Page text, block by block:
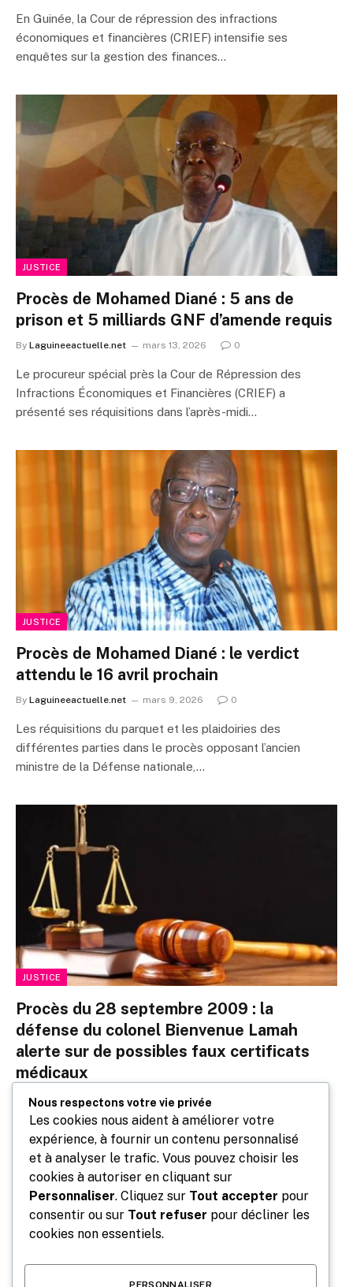
En Guinée, la Cour de répression des infractions
économiques et financières (CRIEF) intensifie ses
enquêtes sur la gestion des finances…
JUSTICE
Procès de Mohamed Diané : 5 ans de
prison et 5 milliards GNF d’amende requis
By Laguineeactuelle.net mars 13, 2026 0
Le procureur spécial près la Cour de Répression des
Infractions Économiques et Financières (CRIEF) a
présenté ses réquisitions dans l’après-midi…
JUSTICE
Procès de Mohamed Diané : le verdict
attendu le 16 avril prochain
By Laguineeactuelle.net mars 9, 2026 0
Les réquisitions du parquet et les plaidoiries des
différentes parties dans le procès opposant l’ancien
ministre de la Défense nationale,…
JUSTICE
Procès du 28 septembre 2009 : la
défense du colonel Bienvenue Lamah
alerte sur de possibles faux certificats
médicaux
Laguineeactuelle.net février 23, 2026
À Conakry, un nouveau développement vient marquer le
procès sur les événements du 28 septembre 2009. Les
avocats du colonel…
Nous respectons votre vie privée
Les cookies nous aident à améliorer votre
expérience, à fournir un contenu personnalisé
et à analyser le trafic. Vous pouvez choisir les
cookies à autoriser en cliquant sur
Personnaliser. Cliquez sur Tout accepter pour
consentir ou sur Tout refuser pour décliner les
cookies non essentiels.
PERSONNALISER